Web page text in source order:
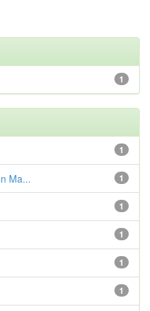
1
1
1
Ma...
1
1
1
1